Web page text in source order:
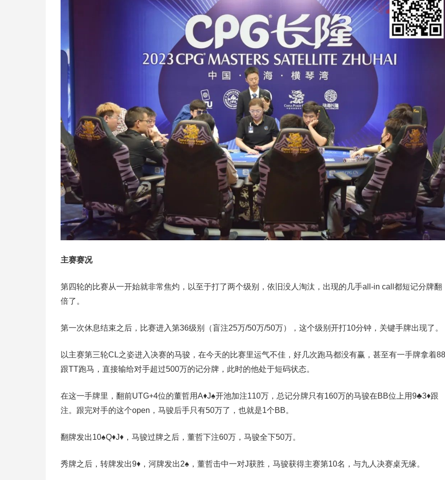
主赛赛况
第四轮的比赛从一开始就非常焦灼，以至于打了两个级别，依旧没人淘汰，出现的几手all-in call都短记分牌翻
倍了。
第一次休息结束之后，比赛进入第36级别（盲注25万/50万/50万），这个级别开打10分钟，关键手牌出现了。
以主赛第三轮CL之姿进入决赛的马骏，在今天的比赛里运气不佳，好几次跑马都没有赢，甚至有一手牌拿着88
跟TT跑马，直接输给对手超过500万的记分牌，此时的他处于短码状态。
在这一手牌里，翻前UTG+4位的董哲用A♦J♠开池加注110万，总记分牌只有160万的马骏在BB位上用9♣3♦跟
注。跟完对手的这个open，马骏后手只有50万了，也就是1个BB。
翻牌发出10♠Q♦J♦，马骏过牌之后，董哲下注60万，马骏全下50万。
秀牌之后，转牌发出9♦，河牌发出2♠，董哲击中一对J获胜，马骏获得主赛第10名，与九人决赛桌无缘。